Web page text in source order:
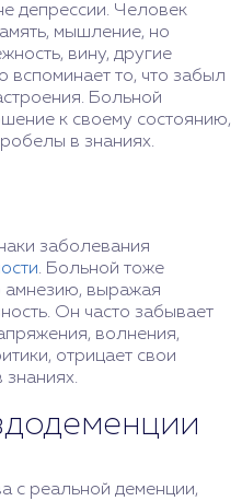
депрессии. Человек
мышление, но
вину, другие
вспоминает то, что забыл
Больной
к своему состоянию,
в знаниях.
заболевания
. Больной тоже
амнезию, выражая
Он часто забывает
волнения,
отрицает свои
с реальной деменции,